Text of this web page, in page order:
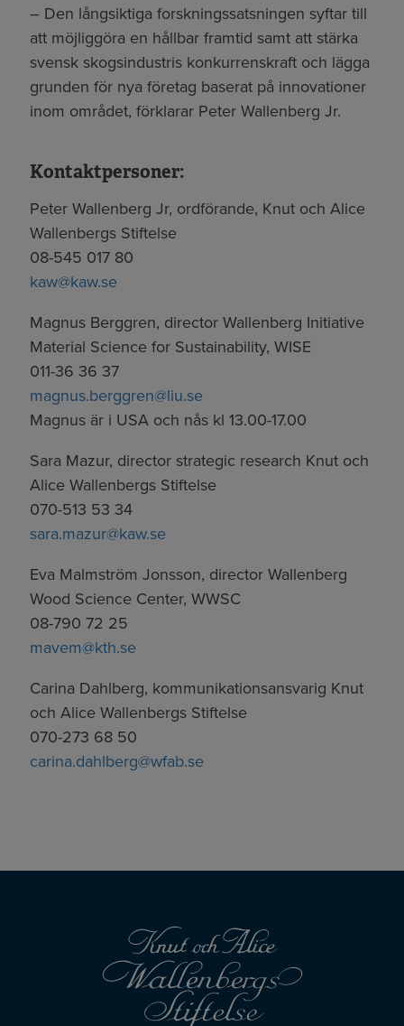
– Den långsiktiga forskningssatsningen syftar till
att möjliggöra en hållbar framtid samt att stärka
svensk skogsindustris konkurrenskraft och lägga
grunden för nya företag baserat på innovationer
inom området, förklarar Peter Wallenberg Jr.
Kontaktpersoner:
Peter Wallenberg Jr, ordförande, Knut och Alice
Wallenbergs Stiftelse
08-545 017 80
kaw@kaw.se
Magnus Berggren, director Wallenberg Initiative
Material Science for Sustainability, WISE
011-36 36 37
magnus.berggren@liu.se
Magnus är i USA och nås kl 13.00-17.00
Sara Mazur, director strategic research Knut och
Alice Wallenbergs Stiftelse
070-513 53 34
sara.mazur@kaw.se
Eva Malmström Jonsson, director Wallenberg
Wood Science Center, WWSC
08-790 72 25
mavem@kth.se
Carina Dahlberg, kommunikationsansvarig Knut
och Alice Wallenbergs Stiftelse
070-273 68 50
carina.dahlberg@wfab.se